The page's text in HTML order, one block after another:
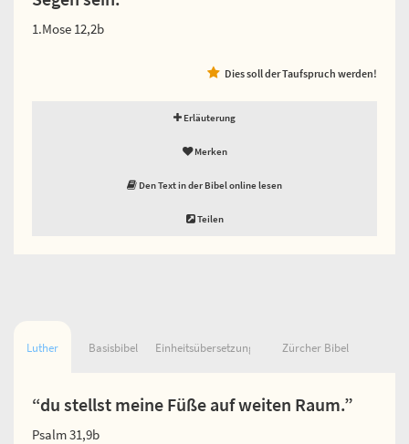
1.Mose 12,2b
Dies soll der Taufspruch werden!
Erläuterung
Merken
Den Text in der Bibel online lesen
Teilen
Luther Basisbibel Einheitsübersetzung Zürcher Bibel
“du stellst meine Füße auf weiten Raum.”
Psalm 31,9b